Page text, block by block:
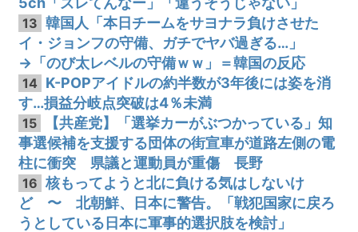
13 韓国人「本日チームをサヨナラ負けさせた
イ・ジョンフの守備、ガチでヤバ過ぎる…」
→「のび太レベルの守備ｗｗ」＝韓国の反応
14 K-POPアイドルの約半数が3年後には姿を消
す…損益分岐点突破は4％未満
15
【共産党】「選挙カーがぶつかっている」知
事選候補を支援する団体の街宣車が道路左側の電
柱に衝突 県議と運動員が重傷 長野
16 核もってようと北に負ける気はしないけ
ど 〜 北朝鮮、日本に警告。「戦犯国家に戻ろ
うとしている日本に軍事的選択肢を検討」